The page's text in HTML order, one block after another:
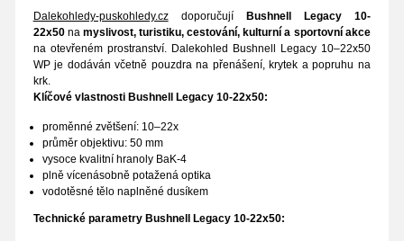
Dalekohledy-puskohledy.czdoporučují
Bushnell Legacy 10-
22x50 na myslivost, turistiku, cestování, kulturní a sportovní akce
na otevřeném prostranství. Dalekohled Bushnell Legacy 10–22x50
WP je dodáván včetně pouzdra na přenášení, krytek a popruhu na
krk.
Klíčové vlastnosti Bushnell Legacy 10-22x50:
proměnné zvětšení: 10–22x
průměr objektivu: 50 mm
vysoce kvalitní hranoly BaK-4
plně vícenásobně potažená optika
vodotěsné tělo naplněné dusíkem
Technické parametry Bushnell Legacy 10-22x50: